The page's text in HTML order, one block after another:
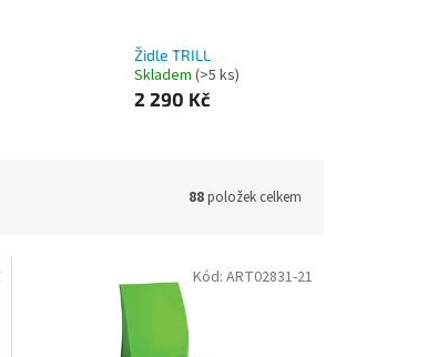
Židle TRILL
Skladem (>5 ks)
2 290 Kč
88položek celkem
Kód: ART02831-21